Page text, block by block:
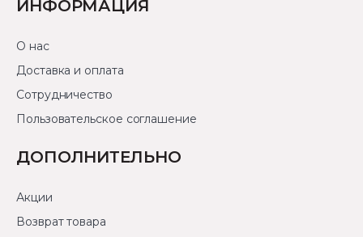
ИНФОРМАЦИЯ
О нас
Доставка и оплата
Сотрудничество
Пользовательское соглашение
ДОПОЛНИТЕЛЬНО
Акции
Возврат товара